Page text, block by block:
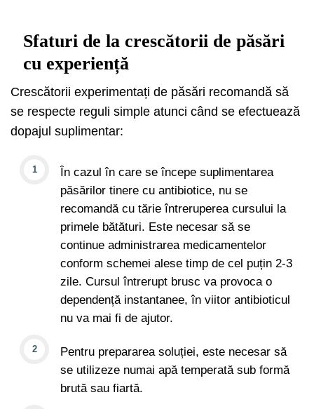
Sfaturi de la crescătorii de păsări
cu experiență
Crescătorii experimentați de păsări recomandă să
se respecte reguli simple atunci când se efectuează
dopajul suplimentar:
În cazul în care se începe suplimentarea
păsărilor tinere cu antibiotice, nu se
recomandă cu tărie întreruperea cursului la
primele bătături. Este necesar să se
continue administrarea medicamentelor
conform schemei alese timp de cel puțin 2-3
zile. Cursul întrerupt brusc va provoca o
dependență instantanee, în viitor antibioticul
nu va mai fi de ajutor.
Pentru prepararea soluției, este necesar să
se utilizeze numai apă temperată sub formă
brută sau fiartă.